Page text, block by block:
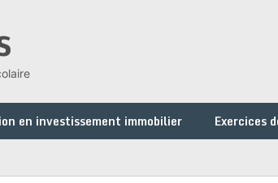
en investissement immobilier Exercices